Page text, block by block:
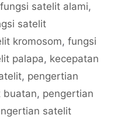
fungsi satelit alami,
satelit
kromosom, fungsi
palapa, kecepatan
, pengertian
buatan, pengertian
satelit